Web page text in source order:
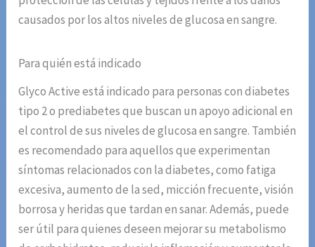
causados por los altos niveles de glucosa en sangre.
Para quién está indicado
Glyco Active está indicado para personas con diabetes
tipo 2 o prediabetes que buscan un apoyo adicional en
el control de sus niveles de glucosa en sangre. También
es recomendado para aquellos que experimentan
síntomas relacionados con la diabetes, como fatiga
excesiva, aumento de la sed, micción frecuente, visión
borrosa y heridas que tardan en sanar. Además, puede
ser útil para quienes deseen mejorar su metabolismo